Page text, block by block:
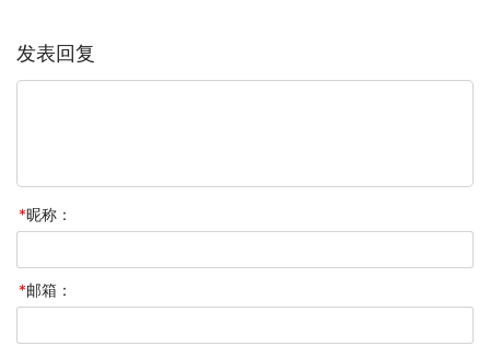
发表回复
*昵称：
*邮箱：